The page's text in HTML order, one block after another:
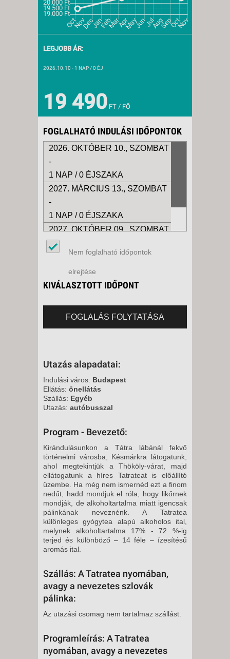
LEGJOBB ÁR:
2026.10.10 - 1 NAP / 0 ÉJ
19 490 FT / FŐ
FOGLALHATÓ INDULÁSI IDŐPONTOK
2026. OKTÓBER 10., SZOMBAT
-
1 NAP / 0 ÉJSZAKA
2027. MÁRCIUS 13., SZOMBAT
-
1 NAP / 0 ÉJSZAKA
2027. OKTÓBER 09., SZOMBAT
-
1 NAP / 0 ÉJSZAKA
Nem foglalható időpontok
elrejtése
KIVÁLASZTOTT IDŐPONT
FOGLALÁS FOLYTATÁSA
Utazás alapadatai:
Indulási város: Budapest
Ellátás: önellátás
Szállás: Egyéb
Utazás: autóbusszal
Program - Bevezető:
Kirándulásunkon a Tátra lábánál fekvő
történelmi városba, Késmárkra látogatunk,
ahol megtekintjük a Thököly-várat, majd
ellátogatunk a híres Tatrateat is előállító
üzembe. Ha még nem ismernéd ezt a finom
nedűt, hadd mondjuk el róla, hogy likőrnek
mondják, de alkoholtartalma miatt igencsak
pálinkának neveznénk. A Tatratea
különleges gyógytea alapú alkoholos ital,
melynek alkoholtartalma 17% - 72 %-ig
terjed és különböző – 14 féle – ízesítésű
aromás ital.
Szállás: A Tatratea nyomában,
avagy a nevezetes szlovák
pálinka:
Az utazási csomag nem tartalmaz szállást.
Programleírás: A Tatratea
nyomában, avagy a nevezetes